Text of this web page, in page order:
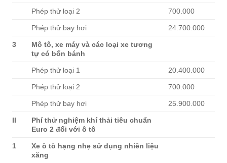
Phép thử loại 2 700.000
Phép thử bay hơi 24.700.000
3
Mô tô, xe máy và các loại xe tương
tự có bốn bánh
Phép thử loại 1 20.400.000
Phép thử loại 2 700.000
Phép thử bay hơi 25.900.000
II
Phí thử nghiệm khí thải tiêu chuẩn
Euro 2 đối với ô tô
1 Xe ô tô hạng nhẹsử dụng nhiên liệu
xăng